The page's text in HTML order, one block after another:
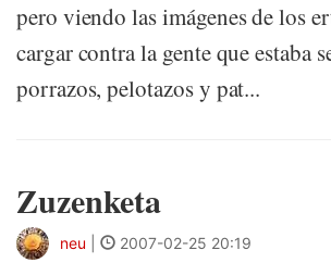
pero viendo las imágenes de los
cargar contra la gente que estaba
porrazos, pelotazos y pat...
Zuzenketa
neu 2007-02-25 20:19